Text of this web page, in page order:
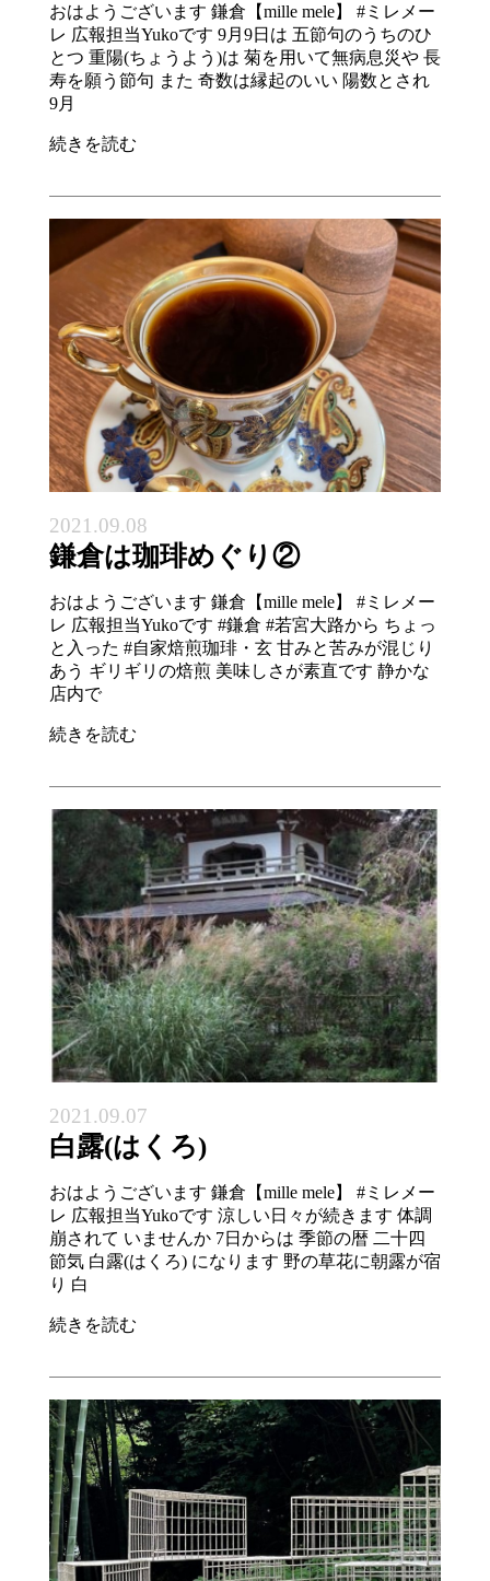
おはようございます 鎌倉【mille mele】 #ミレメー
レ 広報担当Yukoです 9月9日は 五節句のうちのひ
とつ 重陽(ちょうよう)は 菊を用いて無病息災や 長
寿を願う節句 また 奇数は縁起のいい 陽数とされ
9月
続きを読む
2021.09.08
鎌倉は珈琲めぐり②
おはようございます 鎌倉【mille mele】 #ミレメー
レ 広報担当Yukoです #鎌倉 #若宮大路から ちょっ
と入った #自家焙煎珈琲・玄 甘みと苦みが混じり
あう ギリギリの焙煎 美味しさが素直です 静かな
店内で
続きを読む
2021.09.07
白露(はくろ)
おはようございます 鎌倉【mille mele】 #ミレメー
レ 広報担当Yukoです 涼しい日々が続きます 体調
崩されて いませんか 7日からは 季節の暦 二十四
節気 白露(はくろ) になります 野の草花に朝露が宿
り 白
続きを読む